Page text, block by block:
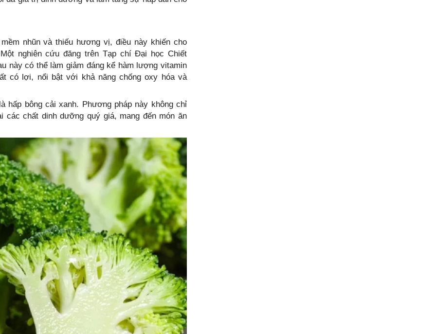
nhũn và thiếu hương vị, điều này khiến cho
nghiên cứu đăng trên Tạp chí Đại học Chiết
này có thể làm giảm đáng kể hàm lượng vitamin
có lợi, nổi bật với khả năng chống oxy hóa và
hấp bông cải xanh. Phương pháp này không chỉ
các chất dinh dưỡng quý giá, mang đến món ăn